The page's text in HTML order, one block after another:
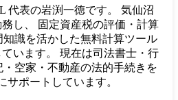
代表の岩渕一徳です。 気仙沼
し、 固定資産税の評価・計算
識を活かした無料計算ツール
います。 現在は司法書士・行
空家・不動産の法的手続きを
サポートしています。